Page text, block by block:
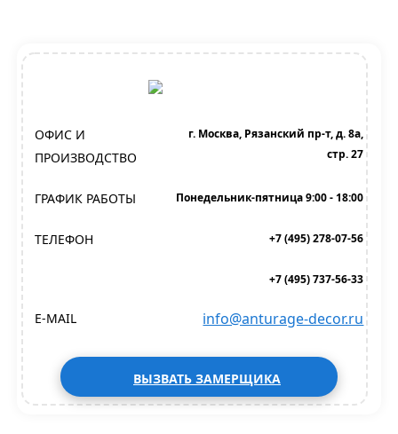
ОФИС И
ПРОИЗВОДСТВО
г. Москва, Рязанский пр-т, д. 8а,
стр. 27
ГРАФИК РАБОТЫ Понедельник-пятница 9:00 - 18:00
ТЕЛЕФОН +7 (495) 278-07-56
+7 (495) 737-56-33
E-MAIL info@anturage-decor.ru
ВЫЗВАТЬ ЗАМЕРЩИКА